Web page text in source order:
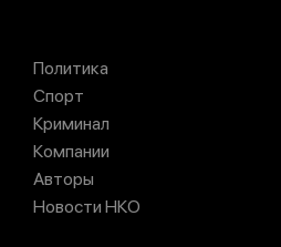
Политика
Спорт
Криминал
Компании
Авторы
Новости НКО